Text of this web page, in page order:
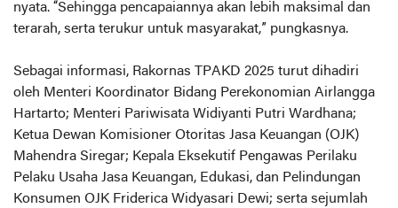
nyata. “Sehingga pencapaiannya akan lebih maksimal dan
terarah, serta terukur untuk masyarakat,” pungkasnya.
Sebagai informasi, Rakornas TPAKD 2025 turut dihadiri
oleh Menteri Koordinator Bidang Perekonomian Airlangga
Hartarto; Menteri Pariwisata Widiyanti Putri Wardhana;
Ketua Dewan Komisioner Otoritas Jasa Keuangan (OJK)
Mahendra Siregar; Kepala Eksekutif Pengawas Perilaku
Pelaku Usaha Jasa Keuangan, Edukasi, dan Pelindungan
Konsumen OJK Friderica Widyasari Dewi; serta sejumlah